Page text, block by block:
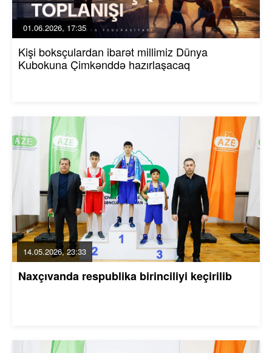
01.06.2026, 17:35
Kişi boksçulardan ibarət millimiz Dünya
Kubokuna Çimkənddə hazırlaşacaq
14.05.2026, 23:33
Naxçıvanda respublika birinciliyi keçirilib